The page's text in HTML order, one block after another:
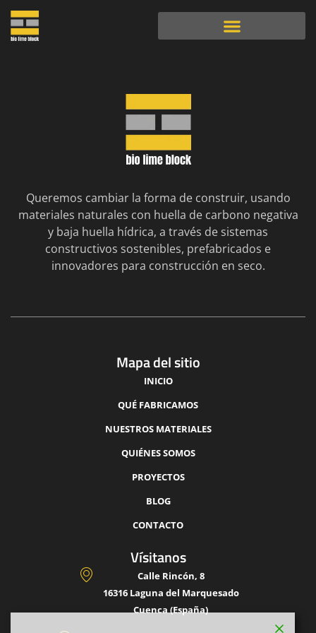
Queremos cambiar la forma de construir, usando
materiales naturales con huella de carbono negativa
y baja huella hídrica, a través de sistemas
constructivos sostenibles, prefabricados e
innovadores para construcción en seco.
Mapa del sitio
INICIO
QUÉ FABRICAMOS
NUESTROS MATERIALES
QUIÉNES SOMOS
PROYECTOS
BLOG
CONTACTO
Vísitanos
Calle Rincón, 8
16316 Laguna del Marquesado
Cuenca (España)